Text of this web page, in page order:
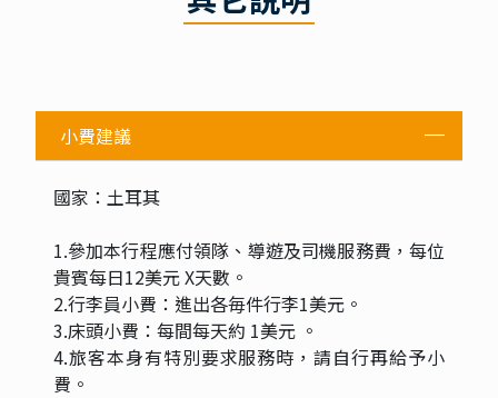
小費建議
國家：土耳其
1.參加本行程應付領隊、導遊及司機服務費，每位
貴賓每日12美元 X天數。
2.行李員小費：進出各毎件行李1美元。
3.床頭小費：每間每天約 1美元 。
4.旅客本身有特別要求服務時，請自行再給予小
費。